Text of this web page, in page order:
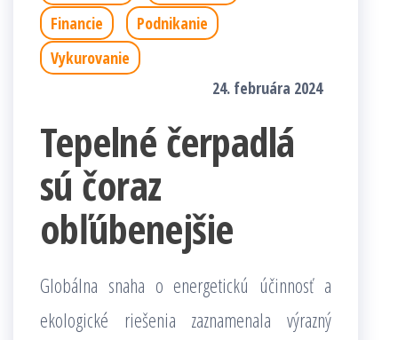
Financie
Podnikanie
Vykurovanie
24. februára 2024
Tepelné čerpadlá
sú čoraz
obľúbenejšie
Globálna snaha o energetickú účinnosť a
ekologické riešenia zaznamenala výrazný